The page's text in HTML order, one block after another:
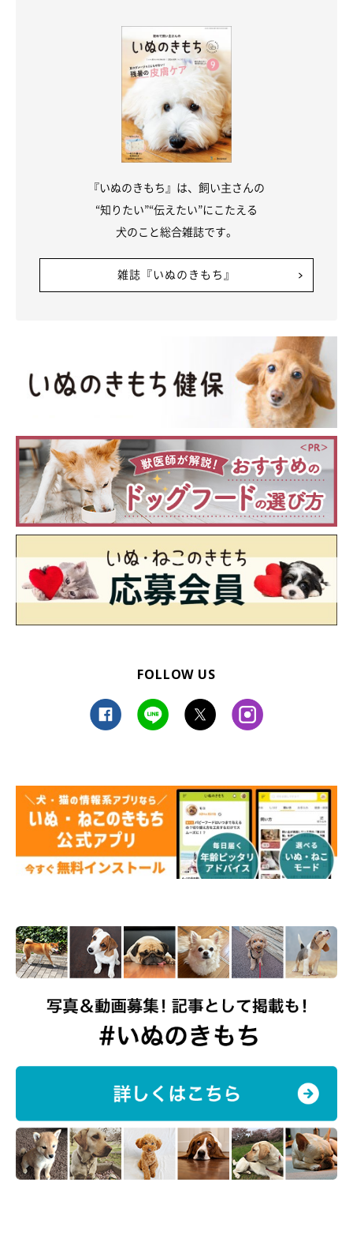
『いぬのきもち』は、飼い主さんの
“知りたい”“伝えたい”にこたえる
犬のこと総合雑誌です。
雑誌『いぬのきもち』
FOLLOW US